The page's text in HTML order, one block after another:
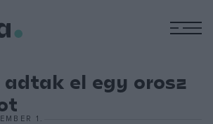
adtak el egy orosz
1.